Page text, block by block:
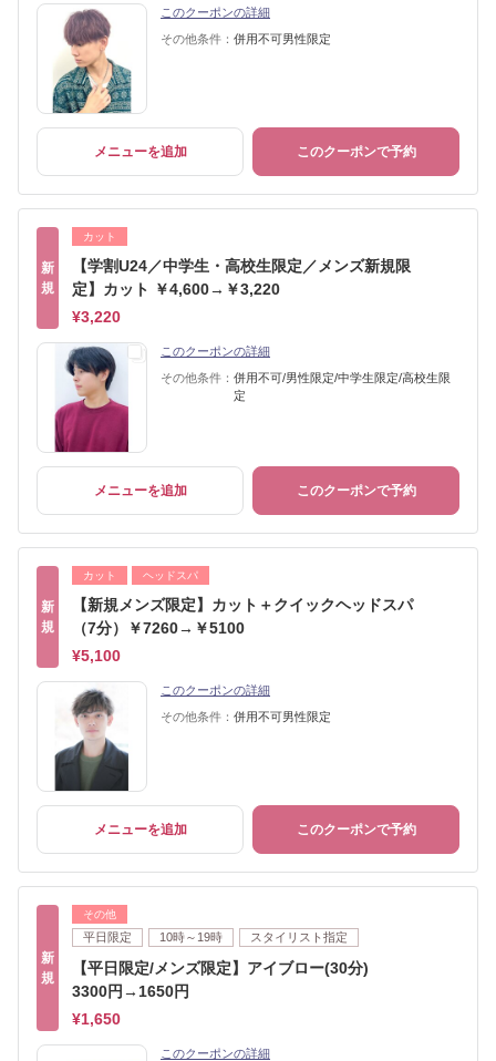
このクーポンの詳細
その他条件： 併用不可男性限定
メニューを追加 このクーポンで予約
新
規
カット
【学割U24／中学生・高校生限定／メンズ新規限
定】カット ￥4,600→￥3,220
¥3,220
このクーポンの詳細
その他条件： 併用不可/男性限定/中学生限定/高校生限
定
メニューを追加 このクーポンで予約
新
規
カット ヘッドスパ
【新規メンズ限定】カット＋クイックヘッドスパ
（7分）￥7260→￥5100
¥5,100
このクーポンの詳細
その他条件： 併用不可男性限定
メニューを追加 このクーポンで予約
新
規
その他
平日限定 10時～19時 スタイリスト指定
【平日限定/メンズ限定】アイブロー(30分)
3300円→1650円
¥1,650
このクーポンの詳細